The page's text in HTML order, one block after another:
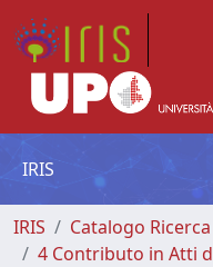
IRIS
IRIS
Catalogo
4 Contributo in Atti